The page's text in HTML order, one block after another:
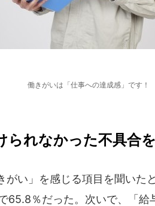
働きがいは「仕事への達成感」です！
られなかった不具合
い」を感じる項目を聞いた
65.8％だった。次いで、「給